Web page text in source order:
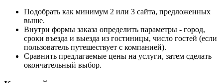
Подобрать как минимум 2 или 3 сайта, предложенных
выше.
Внутри формы заказа определить параметры - город,
сроки въезда и выезда из гостиницы, число гостей (если
пользователь путешествует с компанией).
Сравнить предлагаемые цены на услуги, затем сделать
окончательный выбор.